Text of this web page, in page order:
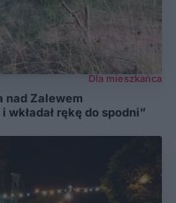
Dla mieszkańca
nad Zalewem
wkładał rękę do spodni”